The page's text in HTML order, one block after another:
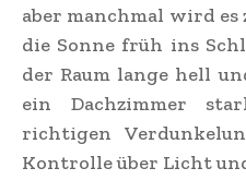
aber manchmal wird
die Sonne früh ins
der Raum lange hell
ein Dachzimmer
richtigen
Kontrolle über Licht